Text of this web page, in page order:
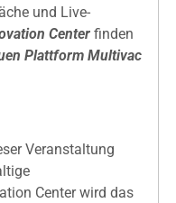
und Live-
Center finden
Plattform Multivac
Veranstaltung
Center wird das